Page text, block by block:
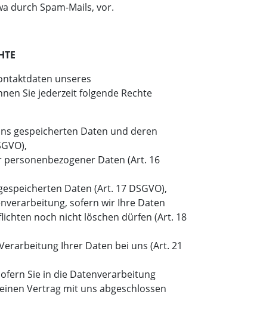
durch Spam-Mails, vor.
unseres
Sie jederzeit folgende Rechte
gespeicherten Daten und deren
Daten (Art. 16
Daten (Art. 17 DSGVO),
sofern wir Ihre Daten
noch nicht löschen dürfen (Art. 18
Ihrer Daten bei uns (Art. 21
Sie in die Datenverarbeitung
Vertrag mit uns abgeschlossen